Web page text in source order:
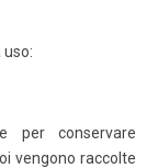
uso:
per conservare
vengono raccolte